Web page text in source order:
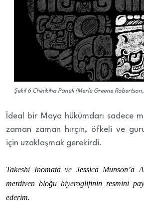
Şekil 6 Chinikiha Paneli (Merle Greene
İdeal bir Maya hükümdarı sadece
zaman zaman hırçın, öfkeli ve
için uzaklaşmak gerekirdi.
Takeshi Inomata ve Jessica Munson’a
merdiven bloğu hiyeroglifinin resmini
ederim.